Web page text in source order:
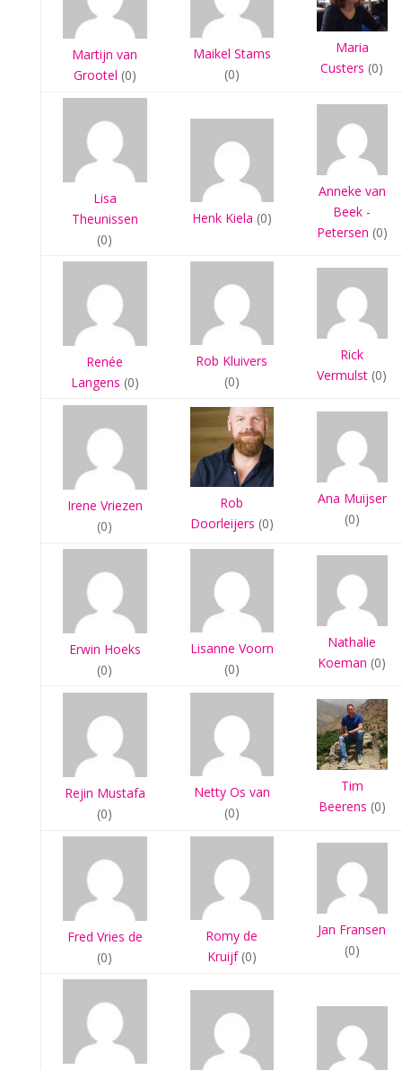
Martijn van
Grootel (0)
Maikel Stams
(0)
Maria
Custers (0)
Lisa
Theunissen
(0)
Henk Kiela (0)
Anneke van
Beek -
Petersen (0)
Renée
Langens (0)
Rob Kluivers
(0)
Rick
Vermulst (0)
Irene Vriezen
(0)
Rob
Doorleijers (0)
Ana Muijser
(0)
Erwin Hoeks
(0)
Lisanne Voorn
(0)
Nathalie
Koeman (0)
Rejin Mustafa
(0)
Netty Os van
(0)
Tim
Beerens (0)
Fred Vries de
(0)
Romy de
Kruijf(0)
Jan Fransen
(0)